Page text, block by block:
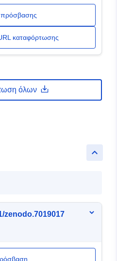
πρόσβασης
καταφόρτωσης
όλων
keyboard_arrow_up
zenodo.7019017